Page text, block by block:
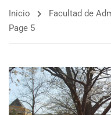
Inicio
Facultad de
Page 5